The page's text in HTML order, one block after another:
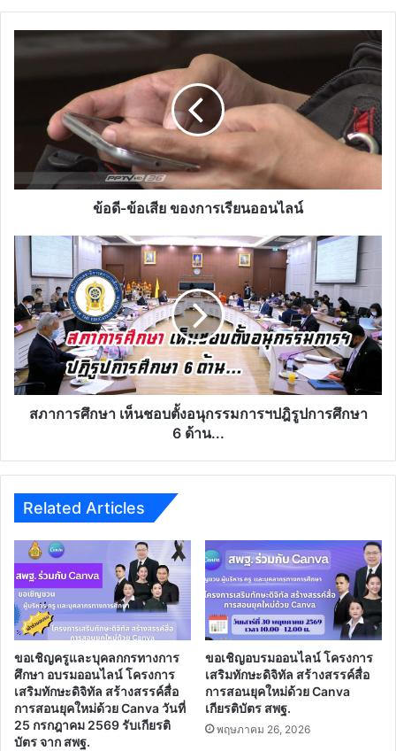
ข้อดี-
ข้อ
ออนไลน์
ข้อดี-ข้อเสีย ของการเรียนออนไลน์
สภา
การ
ศึกษา
เห็น
ชอบ
ตั้ง
อนุกร
รม
การฯ
สภาการศึกษา เห็นชอบตั้งอนุกรรมการฯปฎิรูปการศึกษา
6 ด้าน...
Related Articles
ขอเชิญครูและบุคลกกรทางการ
ศึกษา อบรมออนไลน์ โครงการ
เสริมทักษะดิจิทัล สร้างสรรค์สื่อ
การสอนยุคใหม่ด้วย Canva วันที่
25 กรกฎาคม 2569 รับเกียรติ
บัตร จาก สพฐ.
ขอเชิญอบรมออนไลน์ โครงการ
เสริมทักษะดิจิทัล สร้างสรรค์สื่อ
การสอนยุคใหม่ด้วย Canva
เกียรติบัตร สพฐ.
พฤษภาคม 26, 2026